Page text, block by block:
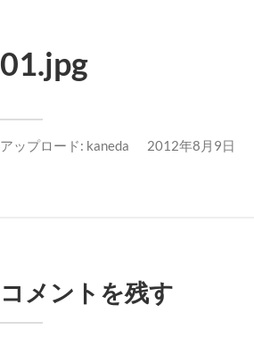
01.jpg
アップロード: kaneda 2012年8月9日
コメントを残す